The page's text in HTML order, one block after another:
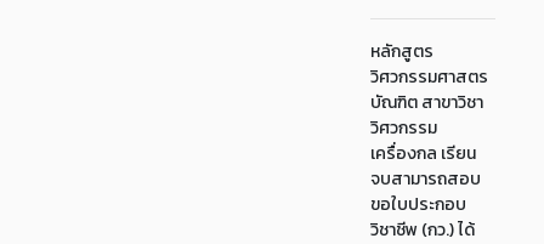
หลักสูตร
วิศวกรรมศาสตร
บัณฑิต สาขาวิชา
วิศวกรรม
เครื่องกล เรียน
จบสามารถสอบ
ขอใบประกอบ
วิชาชีพ (กว.) ได้